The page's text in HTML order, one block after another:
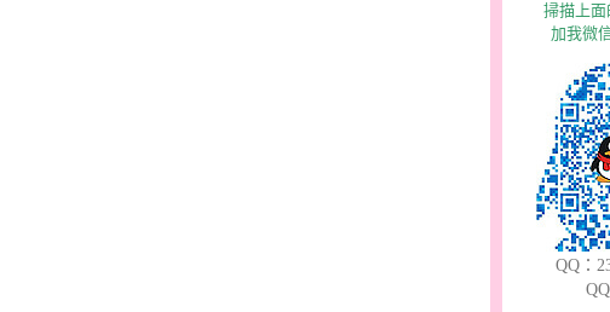
掃描上面
加我微
QQ：